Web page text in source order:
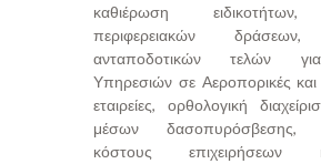
καθιέρωση ειδικοτήτων,
περιφερειακών δράσεων,
ανταποδοτικών τελών
Υπηρεσιών σε Αεροπορικές και
εταιρείες, ορθολογική
μέσων δασοπυρόσβεσης,
κόστους